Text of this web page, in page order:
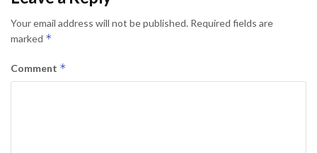
Your email address will not be published. Required fields are
marked *
Comment *